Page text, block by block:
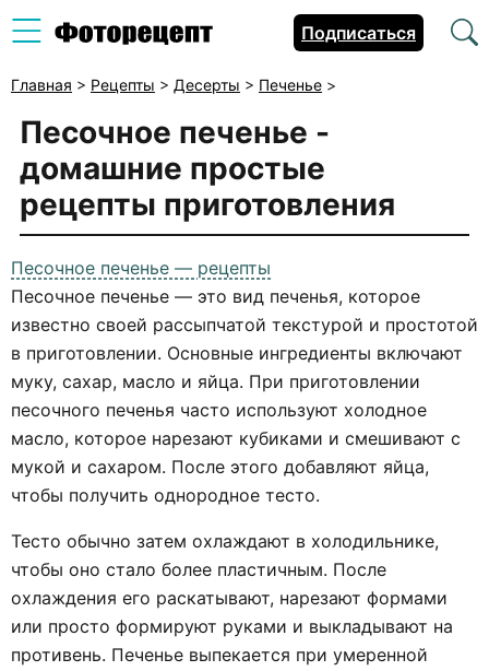
Подписаться
Главная > Рецепты > Десерты > Печенье >
Песочное печенье -
домашние простые
рецепты приготовления
Песочное печенье — рецепты
Песочное печенье — это вид печенья, которое
известно своей рассыпчатой текстурой и простотой
в приготовлении. Основные ингредиенты включают
муку, сахар, масло и яйца. При приготовлении
песочного печенья часто используют холодное
масло, которое нарезают кубиками и смешивают с
мукой и сахаром. После этого добавляют яйца,
чтобы получить однородное тесто.
Тесто обычно затем охлаждают в холодильнике,
чтобы оно стало более пластичным. После
охлаждения его раскатывают, нарезают формами
или просто формируют руками и выкладывают на
противень. Печенье выпекается при умеренной